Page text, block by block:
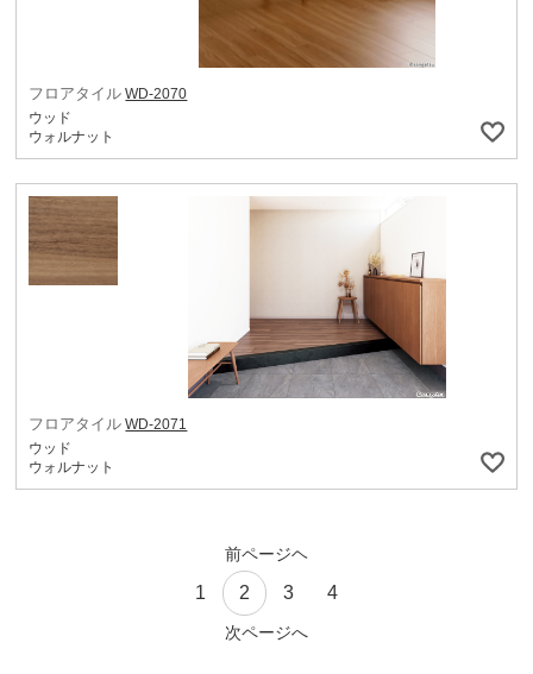
フロアタイル WD-2070
ウッド
ウォルナット
フロアタイル WD-2071
ウッド
ウォルナット
前ページヘ
1 2 3 4
次ページへ